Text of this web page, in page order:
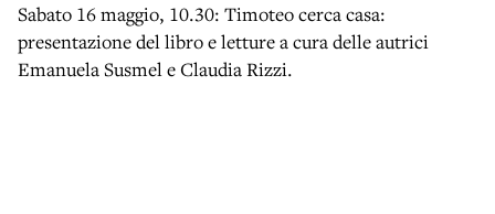
Sabato 16 maggio, 10.30: Timoteo cerca casa:
presentazione del libro e letture a cura delle autrici
Emanuela Susmel e Claudia Rizzi.